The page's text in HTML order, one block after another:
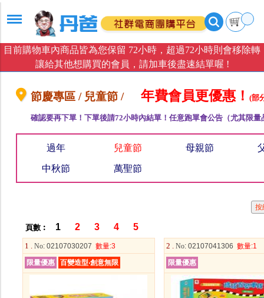
目前購物車內商品皆為您保留 72小時，超過72小時則會移除轉
讓給其他想購買的會員，請加車後盡速結單喔 !
節慶專區 / 兒童節 / 年費會員更優惠！ (部
確認要再下單！下單後請72小時內結單！任意跑單會公告（尤其限
過年 兒童節 母親節
中秋節 萬聖節
頁數︰ 1 2 3 4 5
1 . No: 02107030207 數量:3
限量優惠
百變造型‧創意無限
2 . No: 02107041306 數量:1
限量優惠